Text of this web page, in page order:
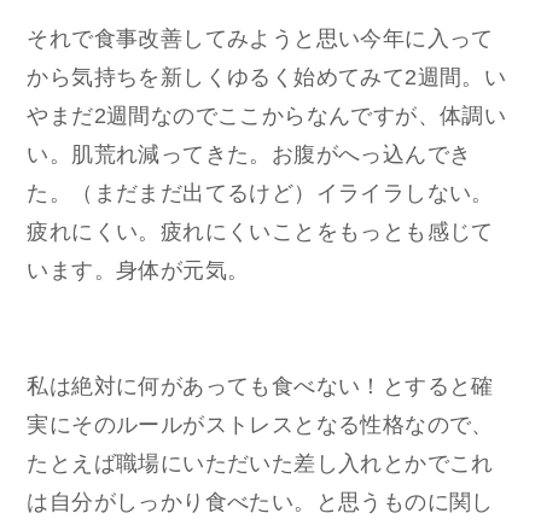
それで食事改善してみようと思い今年に入って
から気持ちを新しくゆるく始めてみて2週間。い
やまだ2週間なのでここからなんですが、体調い
い。肌荒れ減ってきた。お腹がへっ込んでき
た。（まだまだ出てるけど）イライラしない。
疲れにくい。疲れにくいことをもっとも感じて
います。身体が元気。
私は絶対に何があっても食べない！とすると確
実にそのルールがストレスとなる性格なので、
たとえば職場にいただいた差し入れとかでこれ
は自分がしっかり食べたい。と思うものに関し